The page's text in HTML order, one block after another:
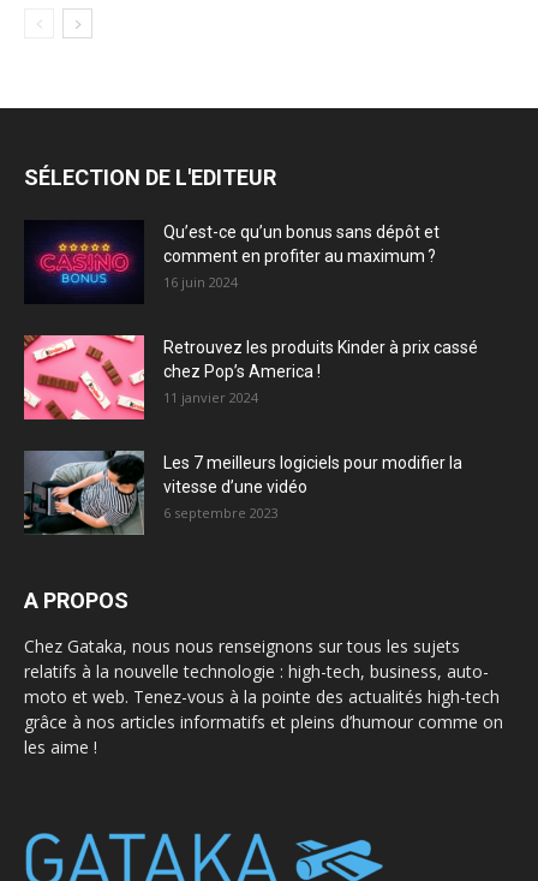
SÉLECTION DE L'EDITEUR
Qu’est-ce qu’un bonus sans dépôt et
comment en profiter au maximum ?
16 juin 2024
Retrouvez les produits Kinder à prix cassé
chez Pop’s America !
11 janvier 2024
Les 7 meilleurs logiciels pour modifier la
vitesse d’une vidéo
6 septembre 2023
A PROPOS
Chez Gataka, nous nous renseignons sur tous les sujets
relatifs à la nouvelle technologie : high-tech, business, auto-
moto et web. Tenez-vous à la pointe des actualités high-tech
grâce à nos articles informatifs et pleins d’humour comme on
les aime !